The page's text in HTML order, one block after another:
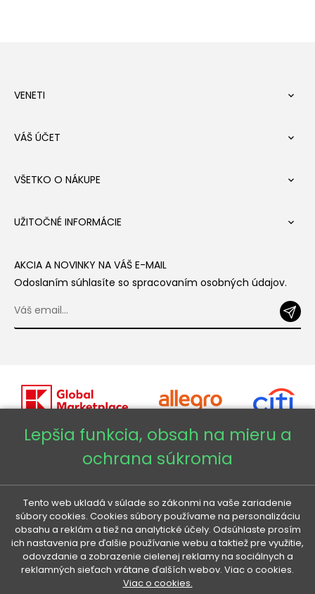
VENETI 
VÁŠ ÚČET 
VŠETKO O NÁKUPE 
UŽITOČNÉ INFORMÁCIE 
AKCIA A NOVINKY NA VÁŠ E-MAIL
Odoslaním súhlasíte so spracovaním osobných údajov.
Copyright © 2026 - Veneti™
Veneti SK
Veneti CZ
Veneti DE
Lepšia funkcia, obsah na mieru a
ochrana súkromia
Tento web ukladá v súlade so zákonmi na vaše zariadenie
súbory cookies. Cookies súbory používame na personalizáciu
obsahu a reklám a tiež na analytické účely. Odsúhlaste prosím
ich nastavenia pre ďalšie používanie webu a taktiež pre využitie,
odovzdanie a zobrazenie cielenej reklamy na sociálnych a
reklamných sieťach vrátane ďalších webov. Viac o cookies.
Viac o cookies.